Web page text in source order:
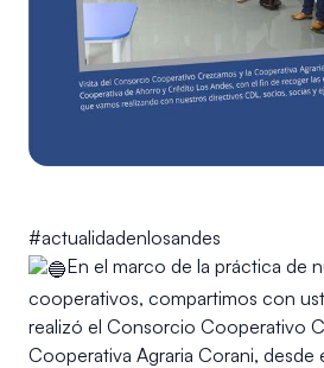
#actualidadenlosandes
En el marco de la práctica de
cooperativos, compartimos con
realizó el Consorcio Cooperativo
Cooperativa Agraria Corani, desde